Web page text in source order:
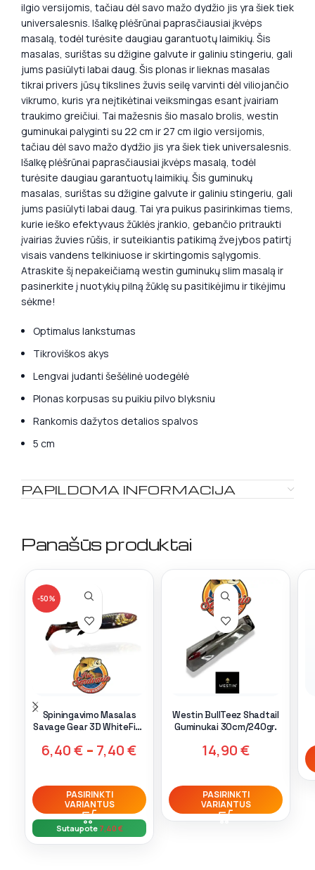
ilgio versijomis, tačiau dėl savo mažo dydžio jis yra šiek tiek
universalesnis. Išalkę plėšrūnai paprasčiausiai įkvėps
masalą, todėl turėsite daugiau garantuotų laimikių. Šis
masalas, surištas su džigine galvute ir galiniu stingeriu, gali
jums pasiūlyti labai daug. Šis plonas ir lieknas masalas
tikrai privers jūsų tikslines žuvis seilę varvinti dėl viliojančio
vikrumo, kuris yra neįtikėtinai veiksmingas esant įvairiam
traukimo greičiui. Tai mažesnis šio masalo brolis, westin
guminukai palyginti su 22 cm ir 27 cm ilgio versijomis,
tačiau dėl savo mažo dydžio jis yra šiek tiek universalesnis.
Išalkę plėšrūnai paprasčiausiai įkvėps masalą, todėl
turėsite daugiau garantuotų laimikių. Šis guminukų
masalas, surištas su džigine galvute ir galiniu stingeriu, gali
jums pasiūlyti labai daug. Tai yra puikus pasirinkimas tiems,
kurie ieško efektyvaus žūklės įrankio, gebančio pritraukti
įvairias žuvies rūšis, ir suteikiantis patikimą žvejybos patirtį
visais vandens telkiniuose ir skirtingomis sąlygomis.
Atraskite šį nepakeičiamą westin guminukų slim masalą ir
pasinerkite į nuotykių pilną žūklę su pasitikėjimu ir tikėjimu
sėkme!
Optimalus lankstumas
Tikroviškos akys
Lengvai judanti šešėlinė uodegėlė
Plonas korpusas su puikiu pilvo blyksniu
Rankomis dažytos detalios spalvos
5 cm
PAPILDOMA INFORMACIJA
Panašūs produktai
-50%
Spiningavimo Masalas
Savage Gear 3D WhiteFish
6,40€ – 7,40€
PASIRINKTI
VARIANTUS
Sutaupote 7,40 €
Westin BullTeez Shadtail
Guminukai 30cm/240gr.
14,90€
PASIRINKTI
VARIANTUS